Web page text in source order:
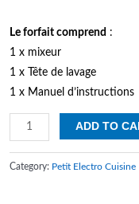
Le forfait comprend :
1 x mixeur
1 x Tête de lavage
1 x Manuel d’instructions
Mixeur
électrique
haute
ADD TO
Category: Petit Electro Cuisine